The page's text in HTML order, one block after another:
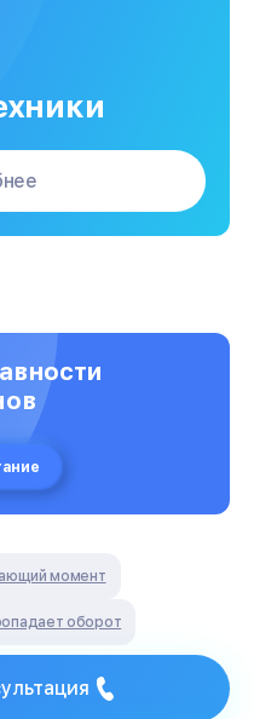
момент
оборот